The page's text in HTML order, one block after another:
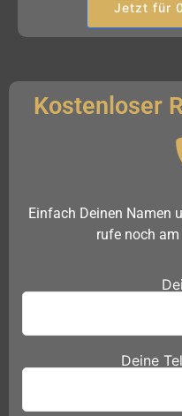
Jetzt für
Kostenloser
Einfach Deinen Namen
rufe noch
Deine